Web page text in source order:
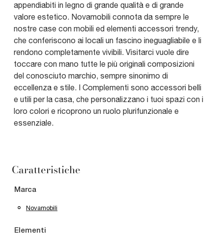
appendiabiti in legno di grande qualità e di grande
valore estetico. Novamobili connota da sempre le
nostre case con mobili ed elementi accessori trendy,
che conferiscono ai locali un fascino ineguagliabile e li
rendono completamente vivibili. Visitarci vuole dire
toccare con mano tutte le più originali composizioni
del conosciuto marchio, sempre sinonimo di
eccellenza e stile. I Complementi sono accessori belli
e utili per la casa, che personalizzano i tuoi spazi con i
loro colori e ricoprono un ruolo plurifunzionale e
essenziale.
Caratteristiche
Marca
Novamobili
Elementi